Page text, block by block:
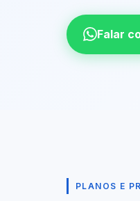
Falar
PLANOS E